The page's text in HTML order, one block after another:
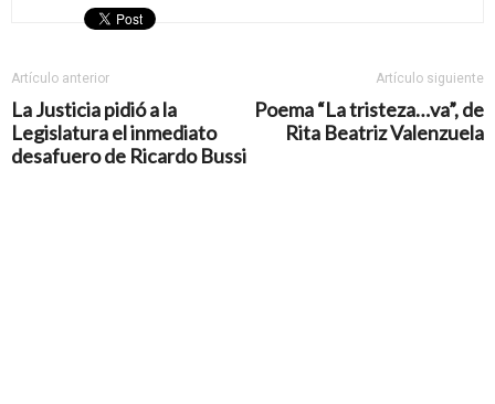
Artículo anterior
La Justicia pidió a la
Legislatura el inmediato
desafuero de Ricardo Bussi
Artículo siguiente
Poema “La tristeza…va”, de
Rita Beatriz Valenzuela